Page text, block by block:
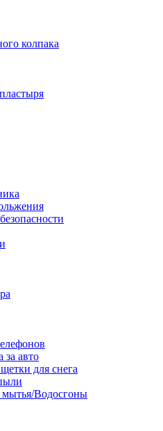
колпака
за авто
для снега
Водосгоны